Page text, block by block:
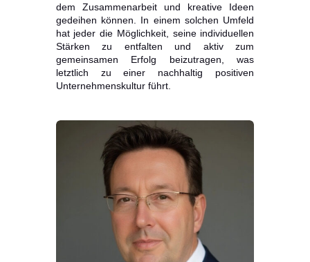
dem Zusammenarbeit und kreative Ideen
gedeihen können. In einem solchen Umfeld
hat jeder die Möglichkeit, seine individuellen
Stärken zu entfalten und aktiv zum
gemeinsamen Erfolg beizutragen, was
letztlich zu einer nachhaltig positiven
Unternehmenskultur führt.